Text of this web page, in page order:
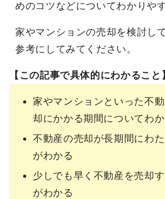
めのコツなどについてわかりや
家やマンションの売却を検討し
参考にしてみてください。
【この記事で具体的にわかること
家やマンションといった不
却にかかる期間についてわか
不動産の売却が長期間にわ
がわかる
少しでも早く不動産を売却
がわかる